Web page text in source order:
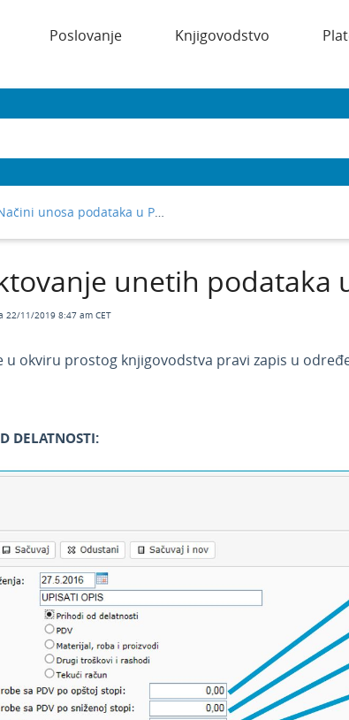
Poslovanje Knjigovodstvo
Načini unosa podataka u Pk1 knjigu
unetih podataka
22/11/2019 8:47 am CET
u okviru prostog knjigovodstva pravi zapis u
DELATNOSTI: